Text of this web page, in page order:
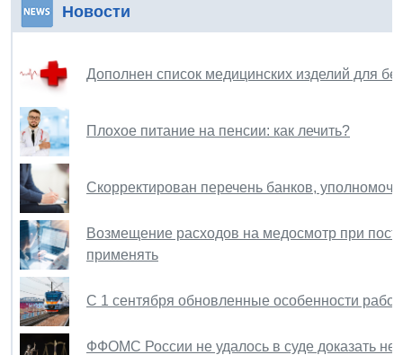
Новости
Дополнен список медицинских изделий для
Плохое питание на пенсии: как лечить?
Скорректирован перечень банков,
Возмещение расходов на медосмотр при
применять
С 1 сентября обновленные особенности
ФФОМС России не удалось в суде доказать